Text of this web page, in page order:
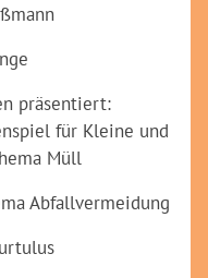
präsentiert:
für Kleine und
Müll
Abfallvermeidung